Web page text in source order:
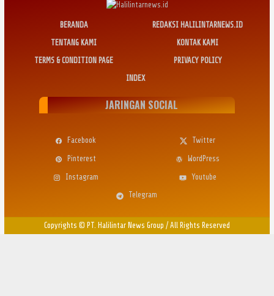
BERANDA
REDAKSI HALILINTARNEWS.ID
TENTANG KAMI
KONTAK KAMI
TERMS & CONDITION PAGE
PRIVACY POLICY
INDEX
JARINGAN SOCIAL
Facebook
Twitter
Pinterest
WordPress
Instagram
Youtube
Telegram
Copyrights © PT. Halilintar News Group / All Rights Reserved